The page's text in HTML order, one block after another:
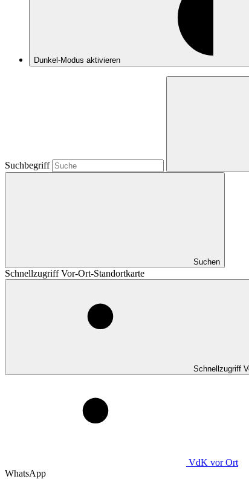
Dunkel-Modus aktivieren
Suchbegriff
Suchen
Schnellzugriff Vor-Ort-Standortkarte
Schnellzugriff
VdK vor Ort
WhatsApp